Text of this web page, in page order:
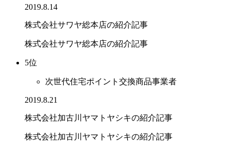
2019.8.14
株式会社サワヤ総本店の紹介記事
株式会社サワヤ総本店の紹介記事
5位
次世代住宅ポイント交換商品事業者
2019.8.21
株式会社加古川ヤマトヤシキの紹介記事
株式会社加古川ヤマトヤシキの紹介記事